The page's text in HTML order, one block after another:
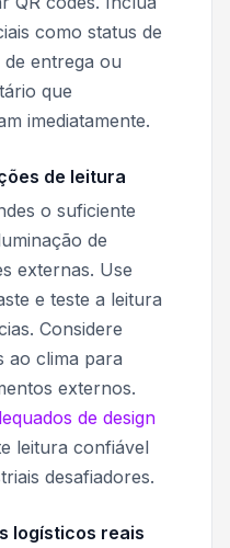
como status de
entrega ou
que
imediatamente.
de leitura
o suficiente
de
externas. Use
e teste a leitura
Considere
ao clima para
externos.
de design
leitura confiável
desafiadores.
logísticos reais